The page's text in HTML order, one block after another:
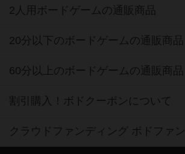
2人用ボードゲームの通販商品
20分以下のボードゲームの通販商品
60分以上のボードゲームの通販商品
割引購入！ボドクーポンについて
クラウドファンディング ボドファン